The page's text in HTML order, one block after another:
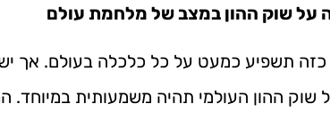
על שוק ההון במצב של מלחמת עולם
תשפיע כמעט על כל כלכלה בעולם. אך
ההון העולמי תהיה משמעותית במיוחד.